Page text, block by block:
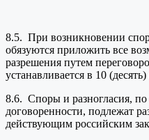
8.5. При возникновении
обязуются приложить все
разрешения путем
устанавливается в 10
8.6. Споры и разногласия,
договоренности, подлежат
действующим российским